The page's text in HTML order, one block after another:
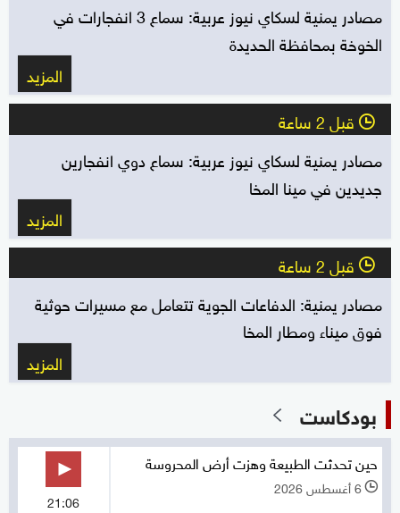
مصادر يمنية لسكاي نيوز عربية: سماع 3 انفجارات في
الخوخة بمحافظة الحديدة
المزيد
l قبل 2 ساعة
مصادر يمنية لسكاي نيوز عربية: سماع دوي انفجارين
جديدين في مينا المخا
المزيد
l قبل 2 ساعة
مصادر يمنية: الدفاعات الجوية تتعامل مع مسيرات حوثية
فوق ميناء ومطار المخا
المزيد
بودكاست
حين تحدثت الطبيعة وهزت أرض المحروسة
l 6 أغسطس 2026
21:06